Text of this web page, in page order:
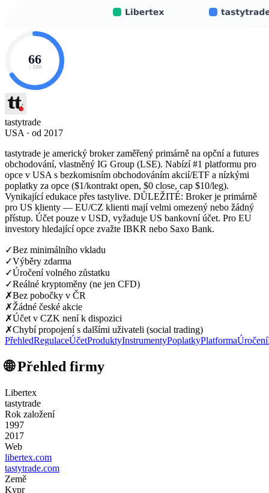
66
/ 100
tastytrade
USA · od 2017
tastytrade je americký broker zaměřený primárně na opční a futures
obchodování, vlastněný IG Group (LSE). Nabízí #1 platformu pro
opce v USA s bezkomisním obchodováním akcií/ETF a nízkými
poplatky za opce ($1/kontrakt open, $0 close, cap $10/leg).
Vynikající edukace přes tastylive. DŮLEŽITÉ: Broker je primárně
pro US klienty — EU/CZ klienti mají velmi omezený nebo žádný
přístup. Účet pouze v USD, vyžaduje US bankovní účet. Pro EU
investory hledající opce zvažte IBKR nebo Saxo Bank.
✓Bez minimálního vkladu
✓Výběry zdarma
✓Úročení volného zůstatku
✓Reálné kryptoměny (ne jen CFD)
✗Bez pobočky v ČR
✗Žádné české akcie
✗Účet v CZK není k dispozici
✗Chybí propojení s dalšími uživateli (social trading)
PřehledRegulaceÚčetProduktyInstrumentyPoplatkyPlatformaÚročení
🌐 Přehled firmy
Libertex
tastytrade
Rok založení
1997
2017
Web
libertex.com
tastytrade.com
Země
Kypr